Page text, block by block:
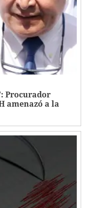
Procurador
amenazó a la